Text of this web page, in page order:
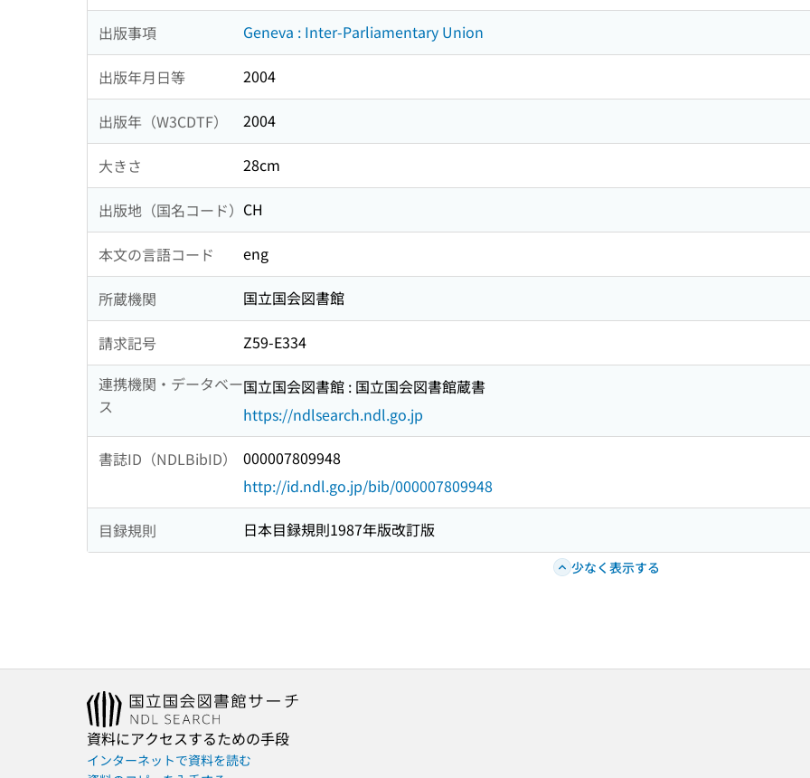
出版事項 Geneva : Inter-Parliamentary Union
出版年月日等 2004
出版年（W3CDTF） 2004
大きさ 28cm
出版地（国名コード） CH
本文の言語コード eng
所蔵機関 国立国会図書館
請求記号
Z59-E334
連携機関・データベー
ス
国立国会図書館 : 国立国会図書館蔵書
https://ndlsearch.ndl.go.jp
書誌ID（NDLBibID）
000007809948
http://id.ndl.go.jp/bib/000007809948
目録規則 日本目録規則1987年版改訂版
少なく表示する
資料にアクセスするための手段
インターネットで資料を読む